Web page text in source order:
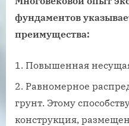
фундаментов
преимущества:
Повышенная
Равномерное
грунт. Этому
конструкция,